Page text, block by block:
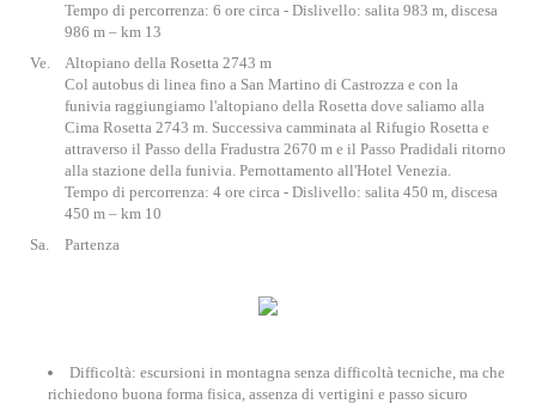
Tempo di percorrenza: 6 ore circa - Dislivello: salita 983 m, discesa
986 m – km 13
Ve.
Altopiano della Rosetta 2743 m
Col autobus di linea fino a San Martino di Castrozza e con la
funivia raggiungiamo l'altopiano della Rosetta dove saliamo alla
Cima Rosetta 2743 m. Successiva camminata al Rifugio Rosetta e
attraverso il Passo della Fradustra 2670 m e il Passo Pradidali ritorno
alla stazione della funivia. Pernottamento all'Hotel Venezia.
Tempo di percorrenza: 4 ore circa - Dislivello: salita 450 m, discesa
450 m – km 10
Sa.
Partenza
Difficoltà: escursioni in montagna senza difficoltà tecniche, ma che
richiedono buona forma fisica, assenza di vertigini e passo sicuro